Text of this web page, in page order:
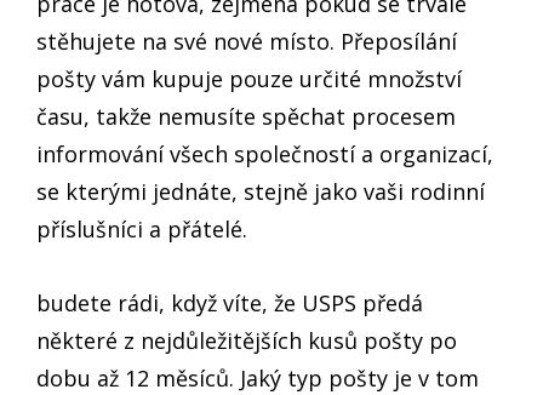
stěhujete na své nové místo. Přeposílání
pošty vám kupuje pouze určité množství
času, takže nemusíte spěchat procesem
informování všech společností a organizací,
se kterými jednáte, stejně jako vaši rodinní
příslušníci a přátelé.
budete rádi, když víte, že USPS předá
některé z nejdůležitějších kusů pošty po
dobu až 12 měsíců. Jaký typ pošty je v tom